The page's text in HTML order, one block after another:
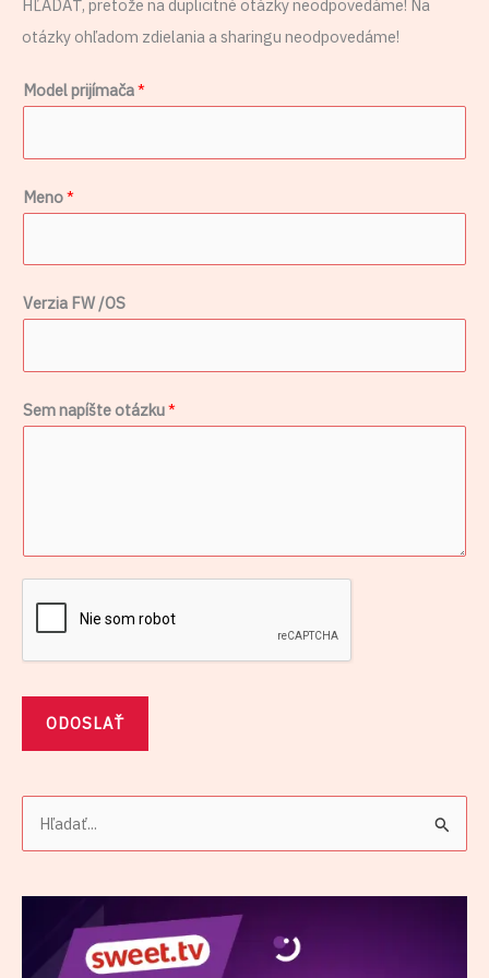
HĽADAŤ, pretože na duplicitné otázky neodpovedáme! Na
otázky ohľadom zdielania a sharingu neodpovedáme!
*
n
í
t
e
Model prijímača*
Meno*
Verzia FW /OS
Sem napíšte otázku*
ODOSLAŤ
h